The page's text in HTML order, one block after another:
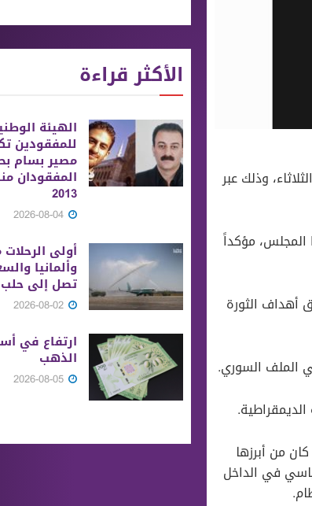
وذلك عبر
مؤكداً
أهداف الثورة
الملف السوري.
من أبرزها
في الداخل
الأكثر قراءة
الهيئة
للمفقودين
مصير بسام
المفقودان
2013
أولى
وألمانيا
تصل إلى حلب
ارتفاع في
الذهب